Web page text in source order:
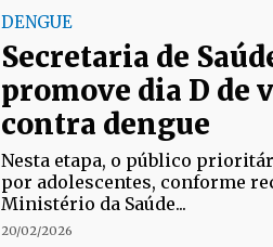
DENGUE
Secretaria de
promove dia D de
contra dengue
Nesta etapa, o público
por adolescentes, conforme
Ministério da Saúde...
20/02/2026